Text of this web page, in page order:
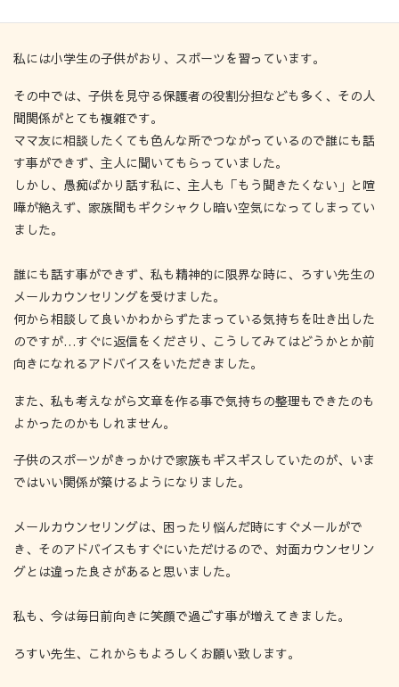
私には小学生の子供がおり、スポーツを習っています。
その中では、子供を見守る保護者の役割分担なども多く、その人
間関係がとても複雑です。
ママ友に相談したくても色んな所でつながっているので誰にも話
す事ができず、主人に聞いてもらっていました。
しかし、愚痴ばかり話す私に、主人も「もう聞きたくない」と喧
嘩が絶えず、家族間もギクシャクし暗い空気になってしまってい
ました。
誰にも話す事ができず、私も精神的に限界な時に、ろすい先生の
メールカウンセリングを受けました。
何から相談して良いかわからずたまっている気持ちを吐き出した
のですが…すぐに返信をくださり、こうしてみてはどうかとか前
向きになれるアドバイスをいただきました。
また、私も考えながら文章を作る事で気持ちの整理もできたのも
よかったのかもしれません。
子供のスポーツがきっかけで家族もギスギスしていたのが、いま
ではいい関係が築けるようになりました。
メールカウンセリングは、困ったり悩んだ時にすぐメールがで
き、そのアドバイスもすぐにいただけるので、対面カウンセリン
グとは違った良さがあると思いました。
私も、今は毎日前向きに笑顔で過ごす事が増えてきました。
ろすい先生、これからもよろしくお願い致します。